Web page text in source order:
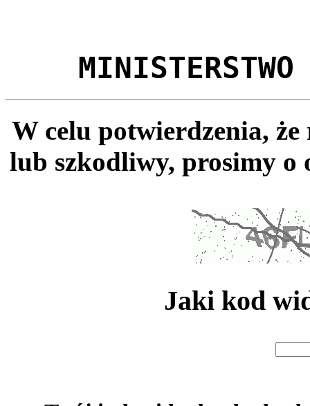
MINISTERSTWO
W celu potwierdzenia,
lub szkodliwy, prosimy o
Jaki kod